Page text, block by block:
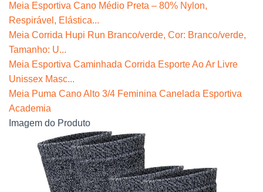
Meia Esportiva Cano Médio Preta – 80% Nylon,
Respirável, Elástica...
Meia Corrida Hupi Run Branco/verde, Cor: Branco/verde,
Tamanho: U...
Meia Esportiva Caminhada Corrida Esporte Ao Ar Livre
Unissex Masc...
Meia Puma Cano Alto 3/4 Feminina Canelada Esportiva
Academia
Imagem do Produto